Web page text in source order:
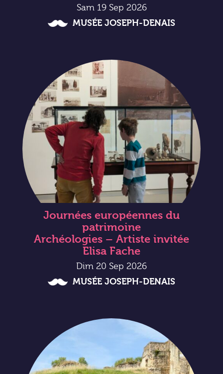
Sam 19 Sep 2026
MUSÉE JOSEPH-DENAIS
Journées européennes du
patrimoine
Archéologies – Artiste invitée
Elisa Fache
Dim 20 Sep 2026
MUSÉE JOSEPH-DENAIS